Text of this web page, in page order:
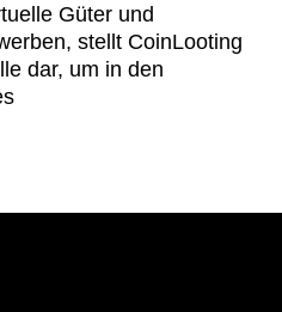
Güter und
stellt CoinLooting
dar, um in den